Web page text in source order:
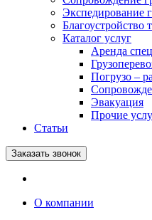
Экспедирование
Благоустройство
Каталог услуг
Аренда
Погрузо –
Эвакуация
Прочие
Статьи
Заказать звонок
О компании